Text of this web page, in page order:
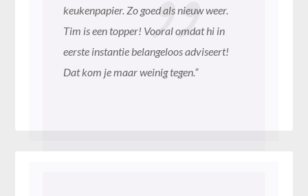
keukenpapier. Zo goed als nieuw weer.
Tim is een topper! Vooral omdat hi in
eerste instantie belangeloos adviseert!
Dat kom je maar weinig tegen.”